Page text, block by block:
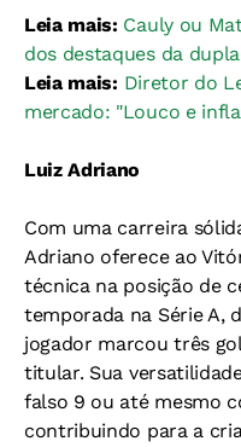
Leia mais: Cauly ou
dos destaques da
Leia mais: Diretor do
mercado: "Louco e
Luiz Adriano
Com uma carreira
Adriano oferece ao
técnica na posição de
temporada na Série A,
jogador marcou três
titular. Sua
falso 9 ou até mesmo
contribuindo para a